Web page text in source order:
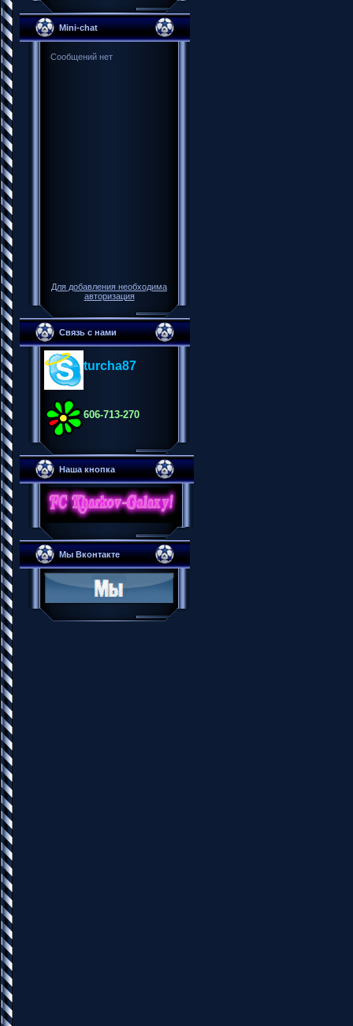
Mini-chat
Для добавления необходима
авторизация
Связь с нами
turcha87
606-713-270
Наша кнопка
Мы Вконтакте